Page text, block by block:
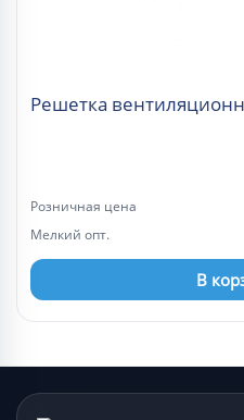
Решетка
Розничная цена
Мелкий опт.
В